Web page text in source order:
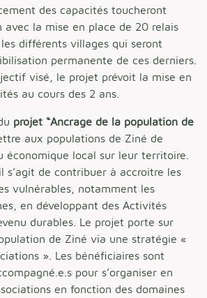
des capacités toucheront
la mise en place de 20 relais
différents villages qui seront
permanente de ces derniers.
visé, le projet prévoit la mise en
au cours des 2 ans.
projet “Ancrage de la population de
aux populations de Ziné de
économique local sur leur territoire.
s’agit de contribuer à accroitre les
vulnérables, notamment les
en développant des Activités
durables. Le projet porte sur
de Ziné via une stratégie «
». Les bénéficiaires sont
pour s’organiser en
en fonction des domaines